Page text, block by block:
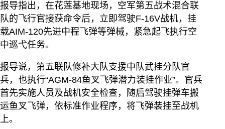
报导指出，在花莲基地现场，空军第五战术混合联
队的飞行官接获命令后，立即驾驶F-16V战机，挂
载AIM-120先进中程飞弹等弹械，紧急起飞执行空
中巡弋任务。
报导说，第五联队修补大队支援中队武挂分队官
兵，也执行“AGM-84鱼叉飞弹潜力装挂作业”。官兵
首先实施人员及战机安全检查，随后驾驶挂弹车搬
运鱼叉飞弹，依标准作业程序，将飞弹装挂至战机
上。